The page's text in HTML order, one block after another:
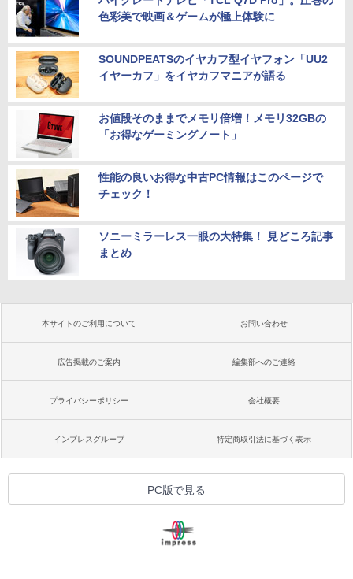
色彩美で映画＆ゲームが極上体験に
SOUNDPEATSのイヤカフ型イヤフォン「UU2
イヤーカフ」をイヤカフマニアが語る
お値段そのままでメモリ倍増！メモリ32GBの
「お得なゲーミングノート」
性能の良いお得な中古PC情報はこのページで
チェック！
ソニーミラーレス一眼の大特集！ 見どころ記事
まとめ
本サイトのご利用について お問い合わせ
広告掲載のご案内 編集部へのご連絡
プライバシーポリシー 会社概要
インプレスグループ 特定商取引法に基づく表示
PC版で見る